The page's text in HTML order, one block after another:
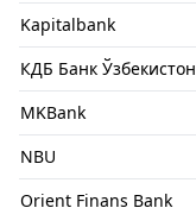
Kapitalbank
КДБ Банк Ўзбекистон
MKBank
NBU
Orient Finans Bank